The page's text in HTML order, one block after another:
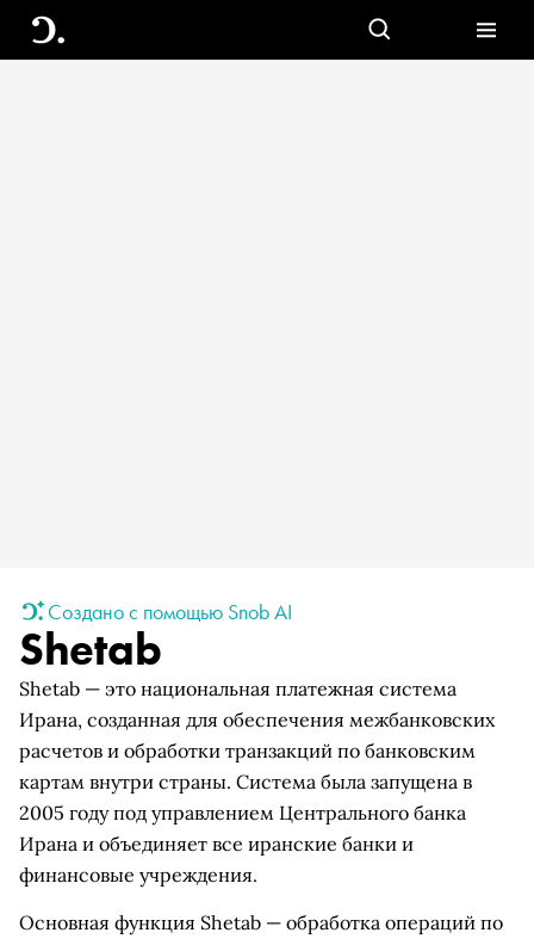
Создано с помощью Snob AI
Shetab
Shetab — это национальная платежная система
Ирана, созданная для обеспечения межбанковских
расчетов и обработки транзакций по банковским
картам внутри страны. Система была запущена в
2005 году под управлением Центрального банка
Ирана и объединяет все иранские банки и
финансовые учреждения.
Основная функция Shetab — обработка операций по